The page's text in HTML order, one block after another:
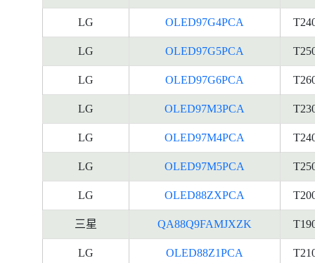
LG OLED97G4PCA
LG OLED97G5PCA
LG OLED97G6PCA
LG OLED97M3PCA
LG OLED97M4PCA
LG OLED97M5PCA
LG OLED88ZXPCA
三星 QA88Q9FAMJXZK
LG OLED88Z1PCA